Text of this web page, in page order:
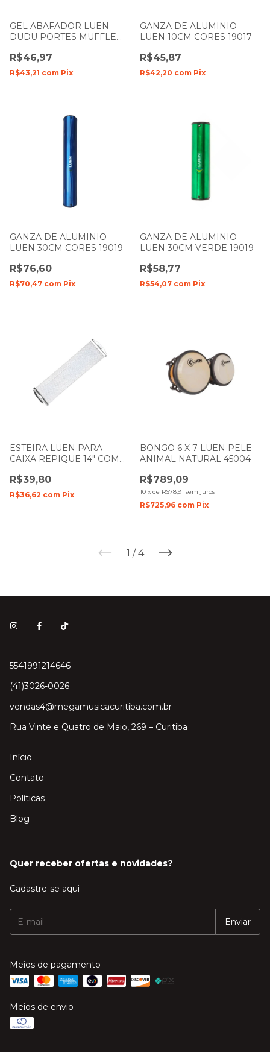
GEL ABAFADOR LUEN
DUDU PORTES MUFFLE
R$46,97
R$43,21 com Pix
GANZA DE ALUMINIO
LUEN 10CM CORES 19017
R$45,87
R$42,20 com Pix
GANZA DE ALUMINIO
LUEN 30CM CORES 19019
R$76,60
R$70,47 com Pix
GANZA DE ALUMINIO
LUEN 30CM VERDE 19019
R$58,77
R$54,07 com Pix
ESTEIRA LUEN PARA
CAIXA REPIQUE 14" COM
R$39,80
R$36,62 com Pix
BONGO 6 X 7 LUEN PELE
ANIMAL NATURAL 45004
R$789,09
10 x de R$78,91 sem juros
R$725,96 com Pix
1 / 4
5541991214646
(41)3026-0026
vendas4@megamusicacuritiba.com.br
Rua Vinte e Quatro de Maio, 269 – Curitiba
Início
Contato
Políticas
Blog
Quer receber ofertas e novidades?
Cadastre-se aqui
Meios de pagamento
Meios de envio